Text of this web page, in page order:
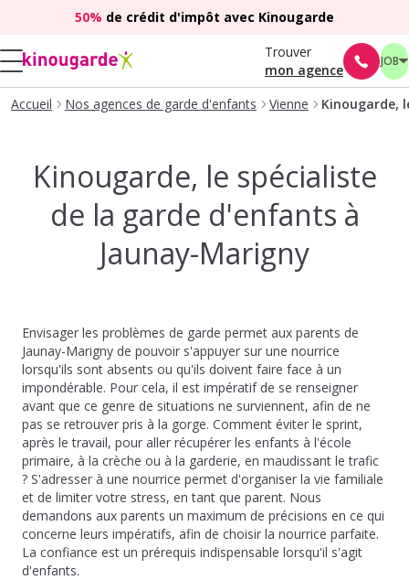
50% de crédit d'impôt avec Kinougarde
Trouver
mon agence
JOB
Accueil Nos agences de garde d'enfants Vienne Kinougarde,
Kinougarde, le spécialiste
de la garde d'enfants à
Jaunay-Marigny
Envisager les problèmes de garde permet aux parents de
Jaunay-Marigny de pouvoir s'appuyer sur une nourrice
lorsqu'ils sont absents ou qu'ils doivent faire face à un
impondérable. Pour cela, il est impératif de se renseigner
avant que ce genre de situations ne surviennent, afin de ne
pas se retrouver pris à la gorge. Comment éviter le sprint,
après le travail, pour aller récupérer les enfants à l'école
primaire, à la crèche ou à la garderie, en maudissant le trafic
? S'adresser à une nourrice permet d'organiser la vie familiale
et de limiter votre stress, en tant que parent. Nous
demandons aux parents un maximum de précisions en ce qui
concerne leurs impératifs, afin de choisir la nourrice parfaite.
La confiance est un prérequis indispensable lorsqu'il s'agit
d'enfants.